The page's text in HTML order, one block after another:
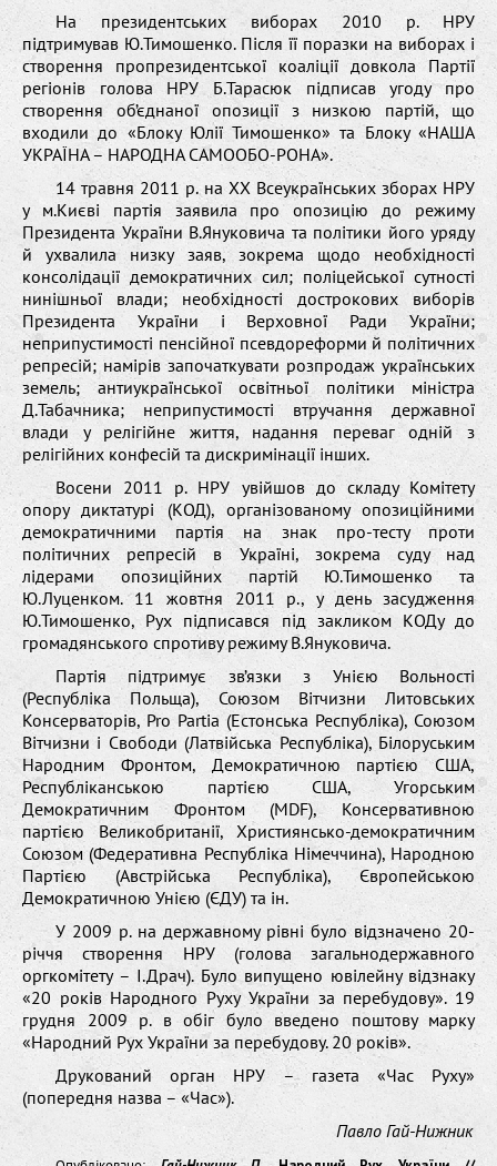
На президентських виборах 2010 р. НРУ
підтримував Ю.Тимошенко. Після її поразки на виборах і
створення пропрезидентської коаліції довкола Партії
регіонів голова НРУ Б.Тарасюк підписав угоду про
створення об’єднаної опозиції з низкою партій, що
входили до «Блоку Юлії Тимошенко» та Блоку «НАША
УКРАЇНА – НАРОДНА САМООБО-РОНА».
14 травня 2011 р. на ХХ Всеукраїнських зборах НРУ
у м.Києві партія заявила про опозицію до режиму
Президента України В.Януковича та політики його уряду
й ухвалила низку заяв, зокрема щодо необхідності
консолідації демократичних сил; поліцейської сутності
нинішньої влади; необхідності дострокових виборів
Президента України і Верховної Ради України;
неприпустимості пенсійної псевдореформи й політичних
репресій; намірів започаткувати розпродаж українських
земель; антиукраїнської освітньої політики міністра
Д.Табачника; неприпустимості втручання державної
влади у релігійне життя, надання переваг одній з
релігійних конфесій та дискримінації інших.
Восени 2011 р. НРУ увійшов до складу Комітету
опору диктатурі (КОД), організованому опозиційними
демократичними партія на знак про-тесту проти
політичних репресій в Україні, зокрема суду над
лідерами опозиційних партій Ю.Тимошенко та
Ю.Луценком. 11 жовтня 2011 р., у день засудження
Ю.Тимошенко, Рух підписався під закликом КОДу до
громадянського спротиву режиму В.Януковича.
Партія підтримує зв’язки з Унією Вольності
(Республіка Польща), Союзом Вітчизни Литовських
Консерваторів, Pro Partia (Естонська Республіка), Союзом
Вітчизни і Свободи (Латвійська Республіка), Білоруським
Народним Фронтом, Демократичною партією США,
Республіканською партією США, Угорським
Демократичним Фронтом (MDF), Консервативною
партією Великобританії, Християнсько-демократичним
Союзом (Федеративна Республіка Німеччина), Народною
Партією (Австрійська Республіка), Європейською
Демократичною Унією (ЄДУ) та ін.
У 2009 р. на державному рівні було відзначено 20-
річчя створення НРУ (голова загальнодержавного
оргкомітету – І.Драч). Було випущено ювілейну відзнаку
«20 років Народного Руху України за перебудову». 19
грудня 2009 р. в обіг було введено поштову марку
«Народний Рух України за перебудову. 20 років».
Друкований орган НРУ – газета «Час Руху»
(попередня назва – «Час»).
Павло Гай-Нижник